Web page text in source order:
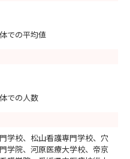
での平均値
での人数
学校、松山看護専門学校、穴
学院、河原医療大学校、帝京